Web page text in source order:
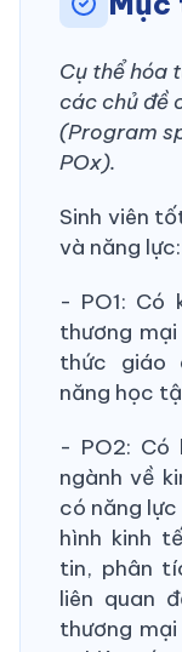
Cụ thể hóa
các chủ đề
(Program
POx).
Sinh viên
và năng lực:
- PO1: Có
thương
thức giáo
năng học
- PO2: Có
ngành về
có năng
hình kinh
tin, phân
liên quan
thương